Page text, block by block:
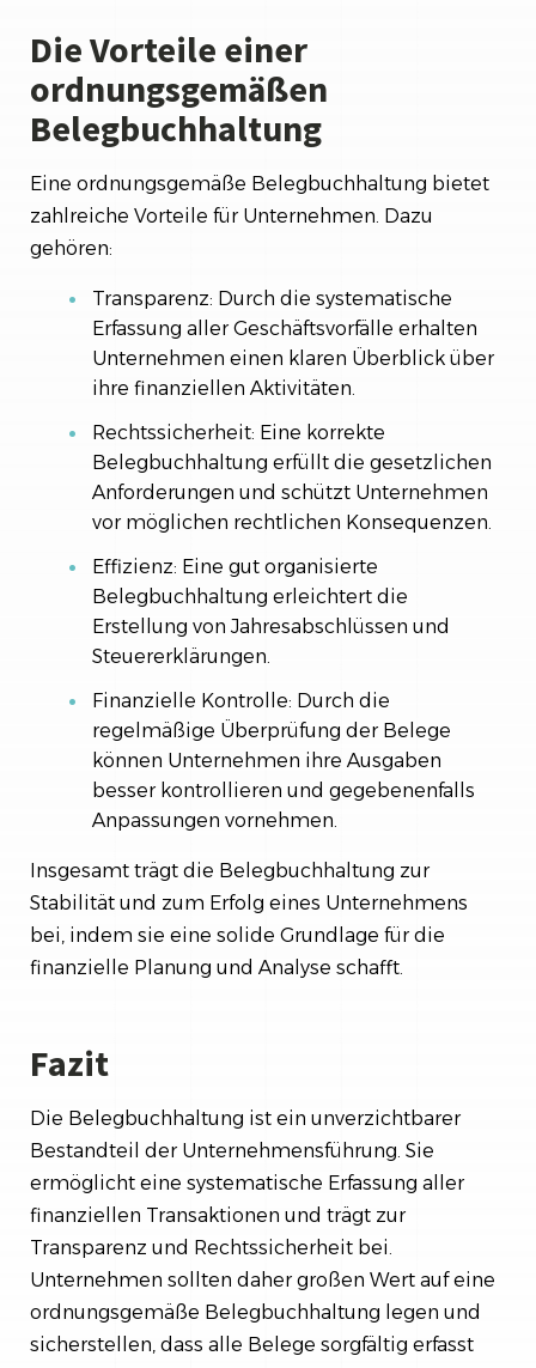
Die Vorteile einer
ordnungsgemäßen
Belegbuchhaltung
Eine ordnungsgemäße Belegbuchhaltung bietet
zahlreiche Vorteile für Unternehmen. Dazu
gehören:
Transparenz: Durch die systematische
Erfassung aller Geschäftsvorfälle erhalten
Unternehmen einen klaren Überblick über
ihre finanziellen Aktivitäten.
Rechtssicherheit: Eine korrekte
Belegbuchhaltung erfüllt die gesetzlichen
Anforderungen und schützt Unternehmen
vor möglichen rechtlichen Konsequenzen.
Effizienz: Eine gut organisierte
Belegbuchhaltung erleichtert die
Erstellung von Jahresabschlüssen und
Steuererklärungen.
Finanzielle Kontrolle: Durch die
regelmäßige Überprüfung der Belege
können Unternehmen ihre Ausgaben
besser kontrollieren und gegebenenfalls
Anpassungen vornehmen.
Insgesamt trägt die Belegbuchhaltung zur
Stabilität und zum Erfolg eines Unternehmens
bei, indem sie eine solide Grundlage für die
finanzielle Planung und Analyse schafft.
Fazit
Die Belegbuchhaltung ist ein unverzichtbarer
Bestandteil der Unternehmensführung. Sie
ermöglicht eine systematische Erfassung aller
finanziellen Transaktionen und trägt zur
Transparenz und Rechtssicherheit bei.
Unternehmen sollten daher großen Wert auf eine
ordnungsgemäße Belegbuchhaltung legen und
sicherstellen, dass alle Belege sorgfältig erfasst